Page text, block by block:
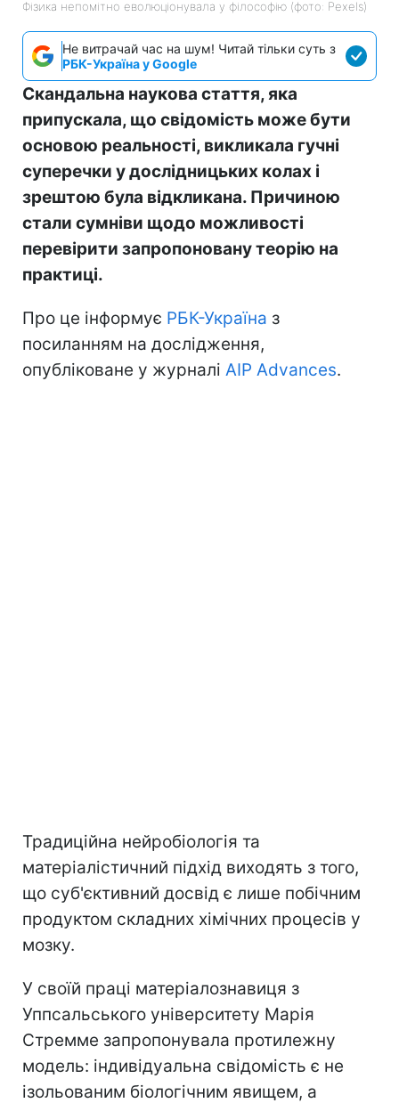
Фізика непомітно еволюціонувала у філософію (фото: Pexels)
Не витрачай час на шум! Читай тільки суть з
РБК-Україна у Google
Скандальна наукова стаття, яка
припускала, що свідомість може бути
основою реальності, викликала гучні
суперечки у дослідницьких колах і
зрештою була відкликана. Причиною
стали сумніви щодо можливості
перевірити запропоновану теорію на
практиці.
Про це інформує РБК-Україна з
посиланням на дослідження,
опубліковане у журналі AIP Advances.
Традиційна нейробіологія та
матеріалістичний підхід виходять з того,
що суб'єктивний досвід є лише побічним
продуктом складних хімічних процесів у
мозку.
У своїй праці матеріалознавиця з
Уппсальського університету Марія
Стремме запропонувала протилежну
модель: індивідуальна свідомість є не
ізольованим біологічним явищем, а